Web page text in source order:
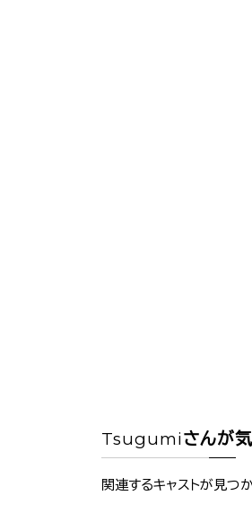
Tsugumi さんが
関連するキャストが見つ